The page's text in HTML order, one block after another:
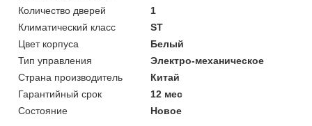
Количество дверей
1
Климатический класс
ST
Цвет корпуса
Белый
Тип управления
Электро-механическое
Страна производитель
Китай
Гарантийный срок
12 мес
Состояние
Новое